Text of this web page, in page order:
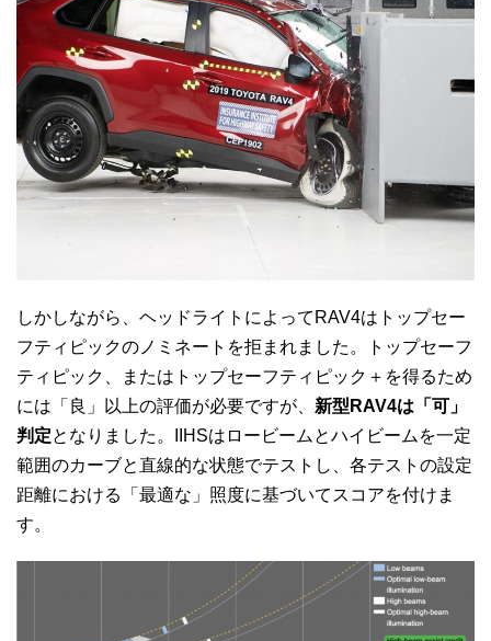
しかしながら、ヘッドライトによってRAV4はトップセー
フティピックのノミネートを拒まれました。トップセーフ
ティピック、またはトップセーフティピック＋を得るため
には「良」以上の評価が必要ですが、 新型RAV4は「可」
判定となりました。IIHSはロービームとハイビームを一定
範囲のカーブと直線的な状態でテストし、 各テストの設定
距離における「最適な」照度に基づいてスコアを付けま
す。